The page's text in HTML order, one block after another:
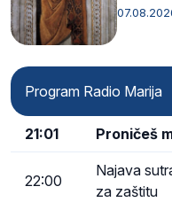
afričkim…
Program Radio Marija
21:01 Proničeš
22:00
Najava
za zaštitu